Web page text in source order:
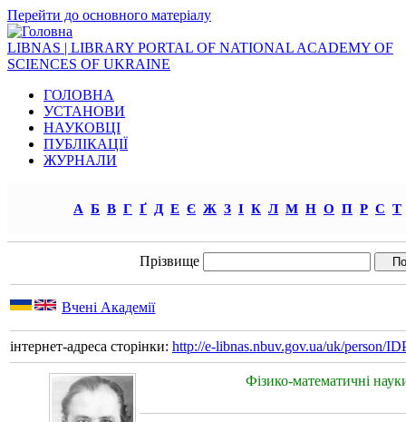
Перейти до основного матеріалу
LIBNAS | LIBRARY PORTAL OF NATIONAL ACADEMY OF
SCIENCES OF UKRAINE
ГОЛОВНА
УСТАНОВИ
НАУКОВЦІ
ПУБЛІКАЦІЇ
ЖУРНАЛИ
А Б В Г Ґ Д Е Є Ж З І К Л М Н О П Р С Т
Прізвище
Вчені Академії
інтернет-адреса сторінки: http://e-libnas.nbuv.gov.ua/uk/person/
Фізико-математичні